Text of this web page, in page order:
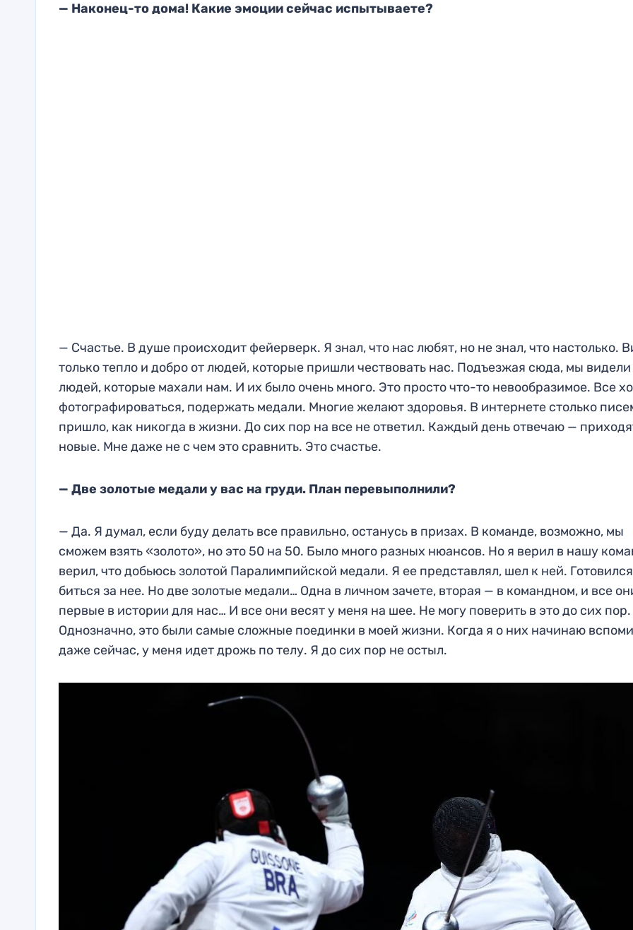
— Наконец-то дома! Какие эмоции сейчас испытываете?
— Счастье. В душе происходит фейерверк. Я знал, что нас любят, но не знал, что настолько.
только тепло и добро от людей, которые пришли чествовать нас. Подъезжая сюда, мы видели
людей, которые махали нам. И их было очень много. Это просто что-то невообразимое. Все
фотографироваться, подержать медали. Многие желают здоровья. В интернете столько
пришло, как никогда в жизни. До сих пор на все не ответил. Каждый день отвечаю —
новые. Мне даже не с чем это сравнить. Это счастье.
— Две золотые медали у вас на груди. План перевыполнили?
— Да. Я думал, если буду делать все правильно, останусь в призах. В команде, возможно, мы
сможем взять «золото», но это 50 на 50. Было много разных нюансов. Но я верил в нашу
верил, что добьюсь золотой Паралимпийской медали. Я ее представлял, шел к ней. Готовился
биться за нее. Но две золотые медали… Одна в личном зачете, вторая — в командном, и все
первые в истории для нас… И все они весят у меня на шее. Не могу поверить в это до сих пор.
Однозначно, это были самые сложные поединки в моей жизни. Когда я о них начинаю
даже сейчас, у меня идет дрожь по телу. Я до сих пор не остыл.